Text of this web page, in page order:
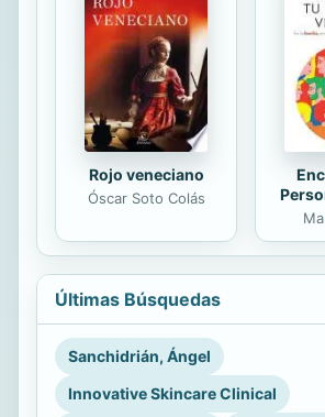
Rojo veneciano
Óscar Soto Colás
Últimas Búsquedas
Sanchidrián, Ángel
Innovative Skincare Clinical